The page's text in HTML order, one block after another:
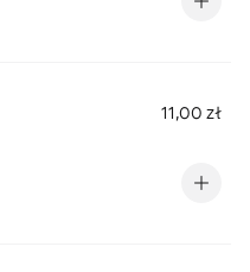
11,00 zł